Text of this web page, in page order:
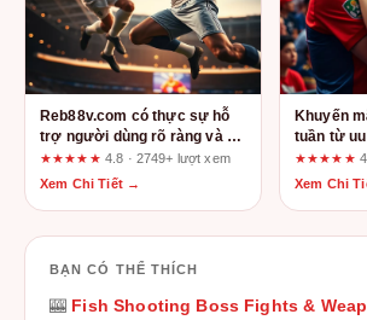
Reb88v.com có thực sự hỗ
trợ người dùng rõ ràng và dễ
tiếp cận? Đánh giá tổng quan
★★★★★ 4.8 · 2749+ lượt xem
Xem Chi Tiết →
Khuyến
tuần từ
giá trị
cáo
★★★★★
Xem Chi
BẠN CÓ THỂ THÍCH
🎰 Fish Shooting Boss Fights &